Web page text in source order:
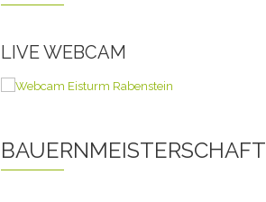
LIVE WEBCAM
BAUERNMEISTERSCHAFT